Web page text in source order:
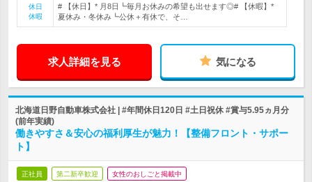
休日
休暇
# 【休日】* 月8日┗毎月お休みの希望も出せます◎# 【休暇】*
夏休み・冬休み┗公休＋有休で、そ…
求人詳細を見る 気になる
北海道日野自動車株式会社 | #年間休日120日 #土日祝休 #賞与5.95ヵ月分
(前年実績)
働きやすさ＆安心の福利厚生が魅力！【整備フロント・サポー
ト】
正社員 第二新卒歓迎 女性のおしごと掲載中